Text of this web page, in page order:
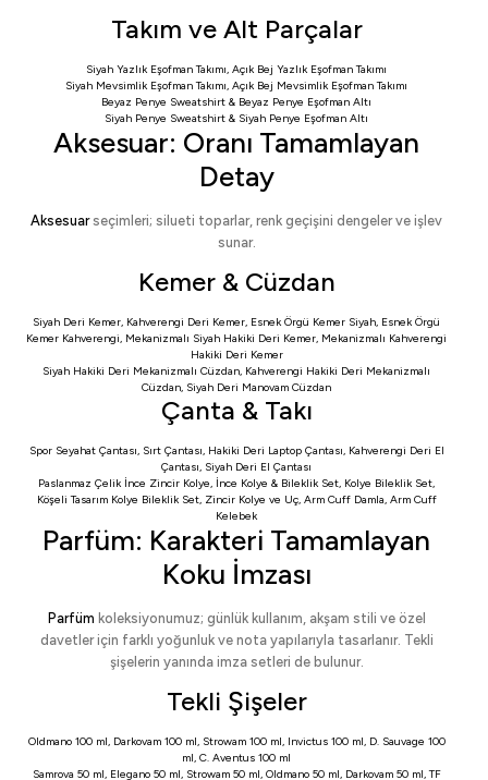
Takım ve Alt Parçalar
Siyah Yazlık Eşofman Takımı, Açık Bej Yazlık Eşofman Takımı
Siyah Mevsimlik Eşofman Takımı, Açık Bej Mevsimlik Eşofman Takımı
Beyaz Penye Sweatshirt & Beyaz Penye Eşofman Altı
Siyah Penye Sweatshirt & Siyah Penye Eşofman Altı
Aksesuar: Oranı Tamamlayan
Detay
Aksesuarseçimleri; silueti toparlar, renk geçişini dengeler ve işlev
sunar.
Kemer & Cüzdan
Siyah Deri Kemer, Kahverengi Deri Kemer, Esnek Örgü Kemer Siyah, Esnek Örgü
Kemer Kahverengi, Mekanizmalı Siyah Hakiki Deri Kemer, Mekanizmalı Kahverengi
Hakiki Deri Kemer
Siyah Hakiki Deri Mekanizmalı Cüzdan, Kahverengi Hakiki Deri Mekanizmalı
Cüzdan, Siyah Deri Manovam Cüzdan
Çanta & Takı
Spor Seyahat Çantası, Sırt Çantası, Hakiki Deri Laptop Çantası, Kahverengi Deri El
Çantası, Siyah Deri El Çantası
Paslanmaz Çelik İnce Zincir Kolye, İnce Kolye & Bileklik Set, Kolye Bileklik Set,
Köşeli Tasarım Kolye Bileklik Set, Zincir Kolye ve Uç, Arm Cuff Damla, Arm Cuff
Kelebek
Parfüm: Karakteri Tamamlayan
Koku İmzası
Parfüm koleksiyonumuz; günlük kullanım, akşam stili ve özel
davetler için farklı yoğunluk ve nota yapılarıyla tasarlanır. Tekli
şişelerin yanında imza setleri de bulunur.
Tekli Şişeler
Oldmano 100 ml, Darkovam 100 ml, Strowam 100 ml, Invictus 100 ml, D. Sauvage 100
ml, C. Aventus 100 ml
Samrova 50 ml, Elegano 50 ml, Strowam 50 ml, Oldmano 50 ml, Darkovam 50 ml,TF